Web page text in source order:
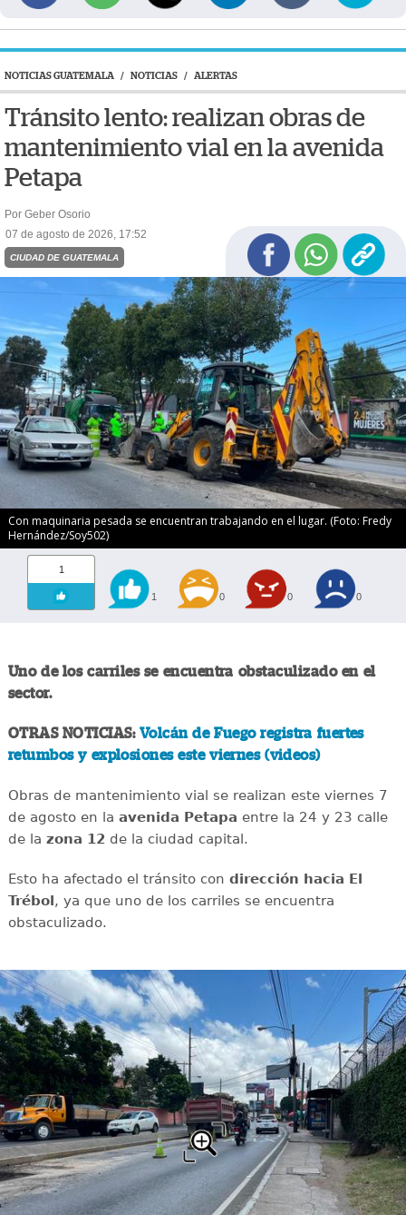
NOTICIAS GUATEMALA / NOTICIAS / ALERTAS
Tránsito lento: realizan obras de
mantenimiento vial en la avenida
Petapa
Por Geber Osorio
07 de agosto de 2026, 17:52
CIUDAD DE GUATEMALA
Con maquinaria pesada se encuentran trabajando en el lugar. (Foto: Fredy
Hernández/Soy502)
1
1 0 0 0
Uno de los carriles se encuentra obstaculizado en el
sector.
OTRAS NOTICIAS: Volcán de Fuego registra fuertes
retumbos y explosiones este viernes (videos)
Obras de mantenimiento vial se realizan este viernes 7
de agosto en la avenida Petapa entre la 24 y 23 calle
de la zona 12de la ciudad capital.
Esto ha afectado el tránsito con dirección hacia El
Trébol, ya que uno de los carriles se encuentra
obstaculizado.